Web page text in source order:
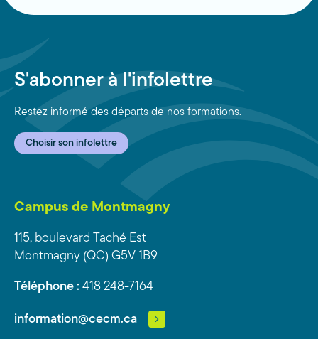
S'abonner à l'infolettre
Restez informé des départs de nos formations.
Choisir son infolettre
Campus de Montmagny
115, boulevard Taché Est
Montmagny (QC) G5V 1B9
Téléphone : 418 248-7164
information@cecm.ca